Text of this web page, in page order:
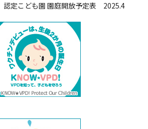
認定こども園 園庭開放予定表 2025.4